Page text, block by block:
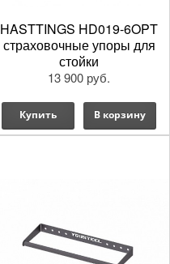
HASTTINGS HD019-6OPT
страховочные упоры для
стойки
13 900 руб.
Купить В корзину